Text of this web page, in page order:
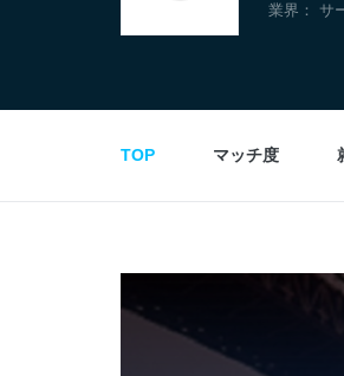
業界： サ
TOP マッチ度